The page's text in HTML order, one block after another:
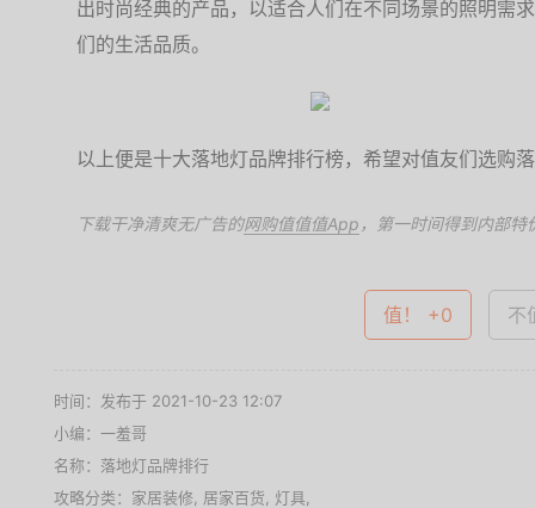
出时尚经典的产品，以适合人们在不同场景的照明需
们的生活品质。
以上便是十大落地灯品牌排行榜，希望对值友们选购
下载干净清爽无广告的网购值值值App ，第一时间得到内部特
值！ +0 不
时间：发布于 2021-10-23 12:07
小编：一羞哥
名称： 落地灯品牌排行
攻略分类： 家居装修 居家百货 灯具